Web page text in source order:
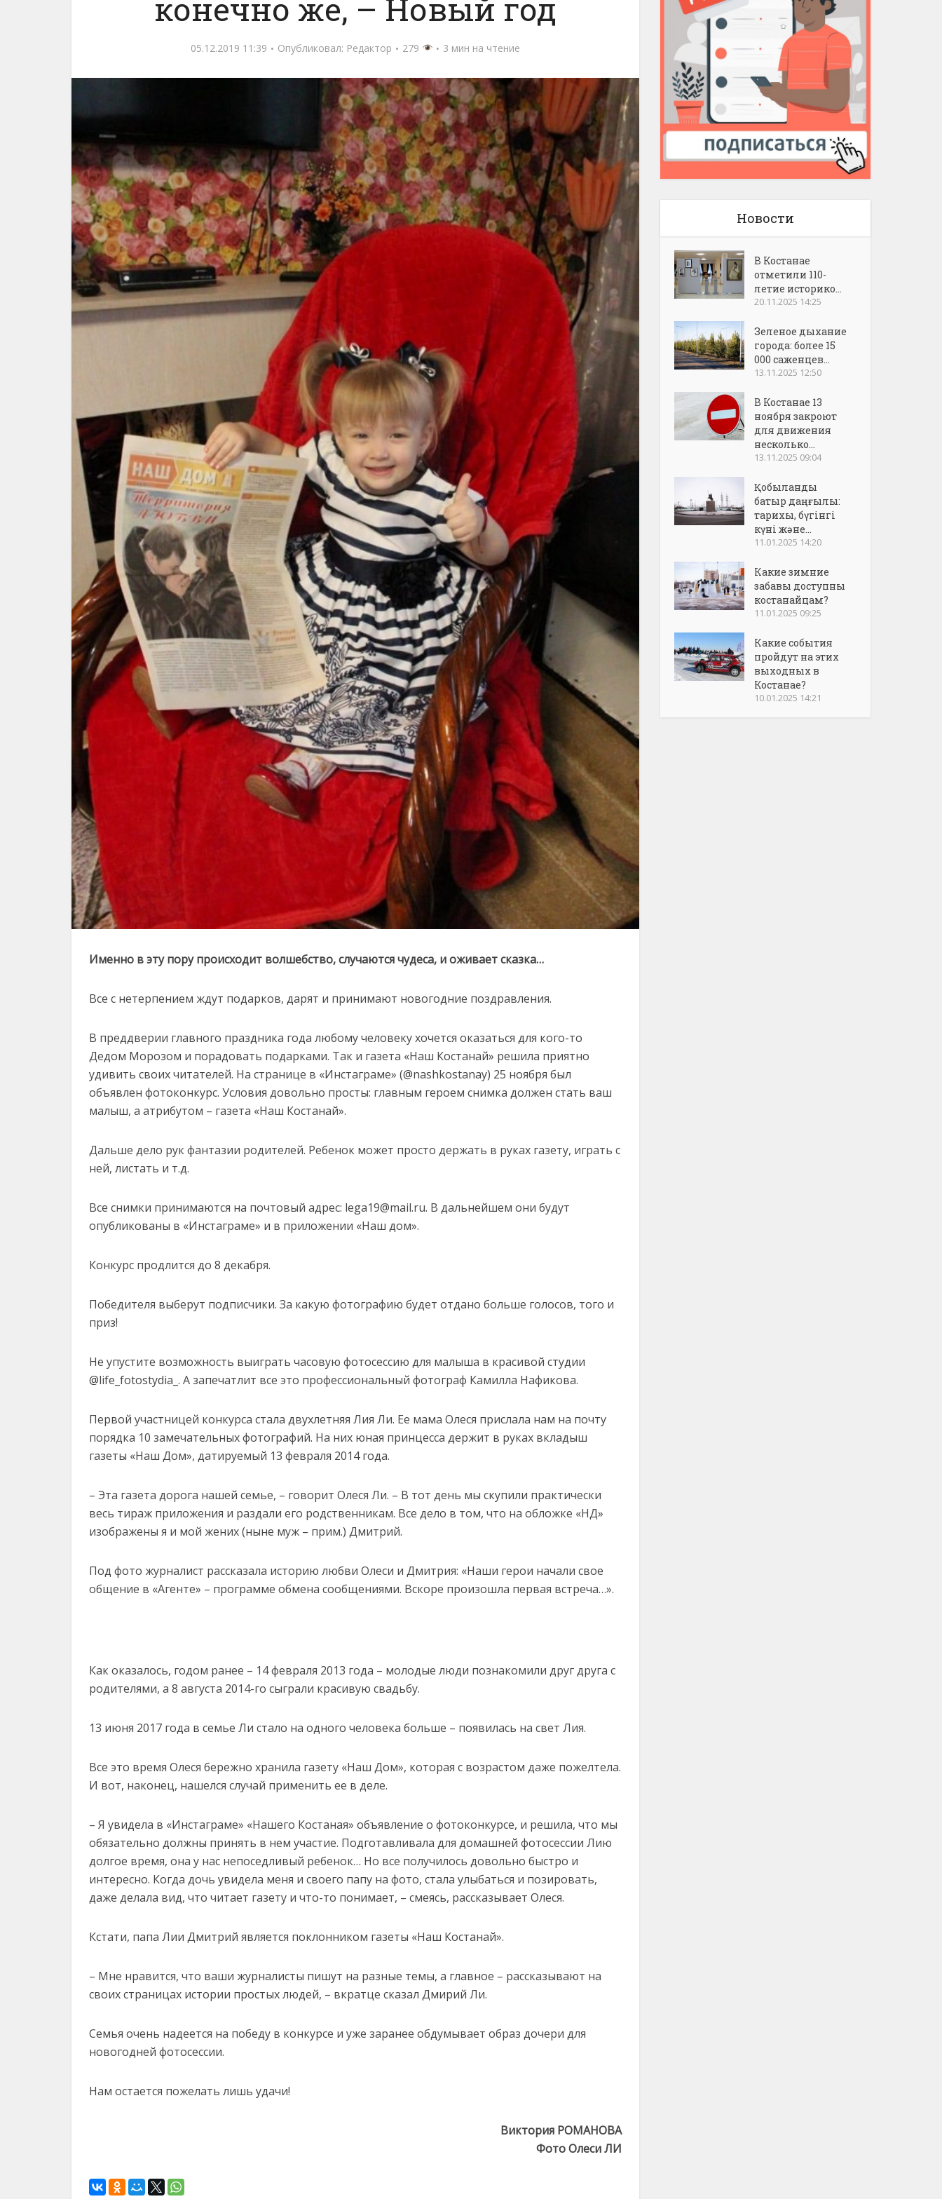
конечно же, – Новый год
05.12.2019 11:39 Опубликовал: Редактор 279 3 мин на чтение
Именно в эту пору происходит волшебство, случаются чудеса, и оживает сказка…
Все с нетерпением ждут подарков, дарят и принимают новогодние поздравления.
В преддверии главного праздника года любому человеку хочется оказаться для кого-то
Дедом Морозом и порадовать подарками. Так и газета «Наш Костанай» решила приятно
удивить своих читателей. На странице в «Инстаграме» (@nashkostanay) 25 ноября был
объявлен фотоконкурс. Условия довольно просты: главным героем снимка должен стать ваш
малыш, а атрибутом – газета «Наш Костанай».
Дальше дело рук фантазии родителей. Ребенок может просто держать в руках газету, играть с
ней, листать и т.д.
Все снимки принимаются на почтовый адрес: lega19@mail.ru. В дальнейшем они будут
опубликованы в «Инстаграме» и в приложении «Наш дом».
Конкурс продлится до 8 декабря.
Победителя выберут подписчики. За какую фотографию будет отдано больше голосов, того и
приз!
Не упустите возможность выиграть часовую фотосессию для малыша в красивой студии
@life_fotostydia_. А запечатлит все это профессиональный фотограф Камилла Нафикова.
Первой участницей конкурса стала двухлетняя Лия Ли. Ее мама Олеся прислала нам на почту
порядка 10 замечательных фотографий. На них юная принцесса держит в руках вкладыш
газеты «Наш Дом», датируемый 13 февраля 2014 года.
– Эта газета дорога нашей семье, – говорит Олеся Ли. – В тот день мы скупили практически
весь тираж приложения и раздали его родственникам. Все дело в том, что на обложке «НД»
изображены я и мой жених (ныне муж – прим.) Дмитрий.
Под фото журналист рассказала историю любви Олеси и Дмитрия: «Наши герои начали свое
общение в «Агенте» – программе обмена сообщениями. Вскоре произошла первая встреча…».
Как оказалось, годом ранее – 14 февраля 2013 года – молодые люди познакомили друг друга с
родителями, а 8 августа 2014-го сыграли красивую свадьбу.
13 июня 2017 года в семье Ли стало на одного человека больше – появилась на свет Лия.
Все это время Олеся бережно хранила газету «Наш Дом», которая с возрастом даже пожелтела.
И вот, наконец, нашелся случай применить ее в деле.
– Я увидела в «Инстаграме» «Нашего Костаная» объявление о фотоконкурсе, и решила, что мы
обязательно должны принять в нем участие. Подготавливала для домашней фотосессии Лию
долгое время, она у нас непоседливый ребенок… Но все получилось довольно быстро и
интересно. Когда дочь увидела меня и своего папу на фото, стала улыбаться и позировать,
даже делала вид, что читает газету и что-то понимает, – смеясь, рассказывает Олеся.
Кстати, папа Лии Дмитрий является поклонником газеты «Наш Костанай».
– Мне нравится, что ваши журналисты пишут на разные темы, а главное – рассказывают на
своих страницах истории простых людей, – вкратце сказал Дмирий Ли.
Семья очень надеется на победу в конкурсе и уже заранее обдумывает образ дочери для
новогодней фотосессии.
Нам остается пожелать лишь удачи!
Виктория РОМАНОВА
Фото Олеси ЛИ
Новости
В Костанае
отметили 110-
летие историко...
20.11.2025 14:25
Зеленое дыхание
города: более 15
000 саженцев...
13.11.2025 12:50
В Костанае 13
ноября закроют
для движения
несколько...
13.11.2025 09:04
Қобыланды
батыр даңғылы:
тарихы, бүгінгі
күні және...
11.01.2025 14:20
Какие зимние
забавы доступны
костанайцам?
11.01.2025 09:25
Какие события
пройдут на этих
выходных в
Костанае?
10.01.2025 14:21